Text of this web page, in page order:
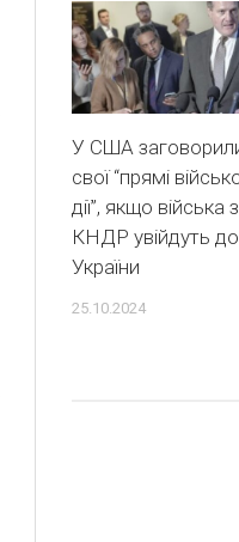
У США
свої “прямі
дії”, якщо війська з
КНДР увійдуть до
України
25.10.2024